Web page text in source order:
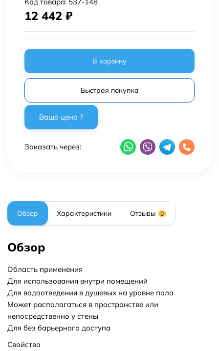
12 442 ₽
В корзину
Быстрая покупка
Заказать через:
Обзор Характеристики Отзывы 0
Обзор
Область применения
Для использования внутри помещений
Для водоотведения в душевых на уровне пола
Может располагаться в пространстве или
непосредственно у стены
Для без барьерного доступа
Свойства